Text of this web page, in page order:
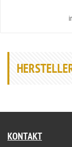
KONTAKT